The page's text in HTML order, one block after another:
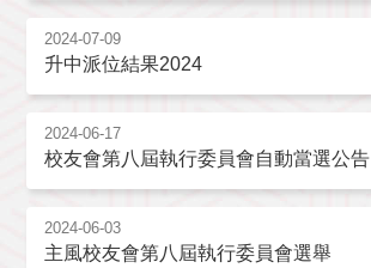
2024-07-09
升中派位結果2024
2024-06-17
校友會第八屆執行委員會自動當選公告
2024-06-03
主風校友會第八屆執行委員會選舉